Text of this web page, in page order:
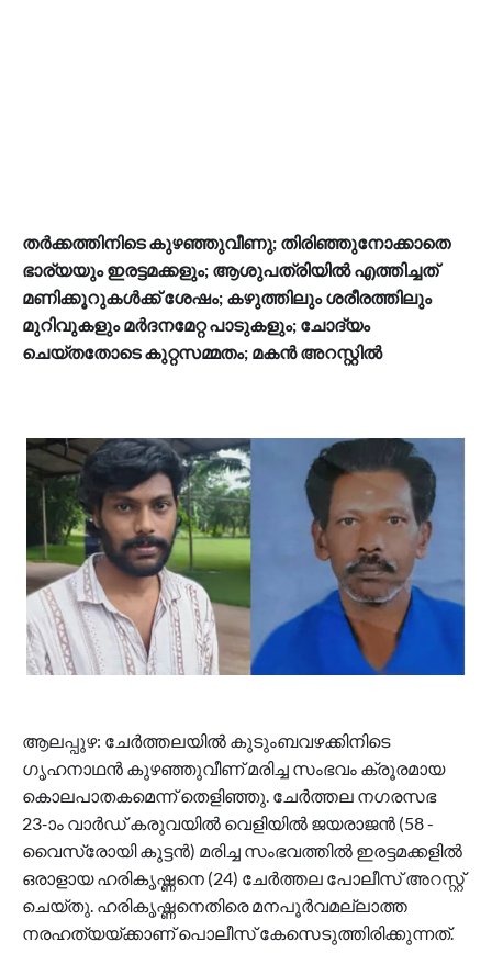
തര്‍ക്കത്തിനിടെ കുഴഞ്ഞുവീണു; തിരിഞ്ഞുനോക്കാതെ
ഭാര്യയും ഇരട്ടമക്കളും; ആശുപത്രിയില്‍ എത്തിച്ചത്
മണിക്കൂറുകള്‍ക്ക് ശേഷം; കഴുത്തിലും ശരീരത്തിലും
മുറിവുകളും മര്‍ദനമേറ്റ പാടുകളും; ചോദ്യം
ചെയ്തതോടെ കുറ്റസമ്മതം; മകന്‍ അറസ്റ്റില്‍
ആലപ്പുഴ: ചേര്‍ത്തലയില്‍ കുടുംബവഴക്കിനിടെ
ഗൃഹനാഥന്‍ കുഴഞ്ഞുവീണ് മരിച്ച സംഭവം ക്രൂരമായ
കൊലപാതകമെന്ന് തെളിഞ്ഞു. ചേര്‍ത്തല നഗരസഭ
23-ാം വാര്‍ഡ് കരുവയില്‍ വെളിയില്‍ ജയരാജന്‍ (58 -
വൈസ്രോയി കുട്ടന്‍) മരിച്ച സംഭവത്തില്‍ ഇരട്ടമക്കളില്‍
ഒരാളായ ഹരികൃഷ്ണനെ (24) ചേര്‍ത്തല പോലീസ് അറസ്റ്റ്
ചെയ്തു. ഹരികൃഷ്ണനെതിരെ മനപൂര്‍വമല്ലാത്ത
നരഹത്യയ്ക്കാണ് പൊലീസ് കേസെടുത്തിരിക്കുന്നത്.